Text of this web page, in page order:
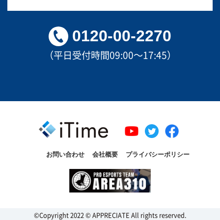
0120-00-2270
（平日受付時間09:00～17:45）
お問い合わせ 会社概要 プライバシーポリシー
©Copyright 2022 © APPRECIATE All rights reserved.